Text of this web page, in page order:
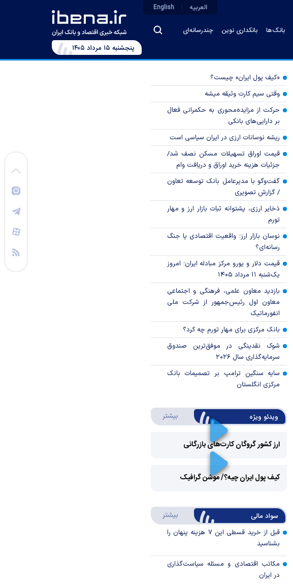
بانک‌ها بانکداری نوین چندرسانه‌ای
العربیه English
پنجشنبه ۱۵ مرداد ۱۴۰۵
«کیف پول ایران» چیست؟
وقتی سیم کارت وثیقه میشه
حرکت از مزایده‌محوری به حکمرانی فعال
بر دارایی‌های بانکی
ریشه نوسانات ارزی در ایران سیاسی است
قیمت اوراق تسهیلات مسکن نصف شد/
جزئیات هزینه خرید اوراق و دریافت وام
گفت‌وگو با مدیرعامل بانک توسعه تعاون
/ گزارش تصویری
ذخایر ارزی، پشتوانه ثبات بازار ارز و مهار
تورم
نوسان بازار ارز؛ واقعیت اقتصادی یا جنگ
رسانه‌ای؟
قیمت دلار و یورو مرکز مبادله ایران؛ امروز
یک‌شنبه ۱۱ مرداد ۱۴۰۵
بازدید معاون علمی، فرهنگی و اجتماعی
معاون اول رئیس‌جمهور از شرکت ملی
انفورماتیک
بانک مرکزی برای مهار تورم چه کرد؟
شوک نقدینگی در موفق‌ترین صندوق
سرمایه‌گذاری سال ۲۰۲۶
سایه سنگین ترامپ بر تصمیمات بانک
مرکزی انگلستان
ویدئو ویژه بیشتر درباره ویدئو ویژه
ارز کشور گروگان کارت‌های بازرگانی
Video
کیف پول ایران چیه؟/ موشن گرافیک
سواد مالی بیشتر درباره سواد مالی
قبل از خرید قسطی این ۷ هزینه پنهان را
بشناسید
مکاتب اقتصادی و مسئله سیاست‌گذاری
در ایران